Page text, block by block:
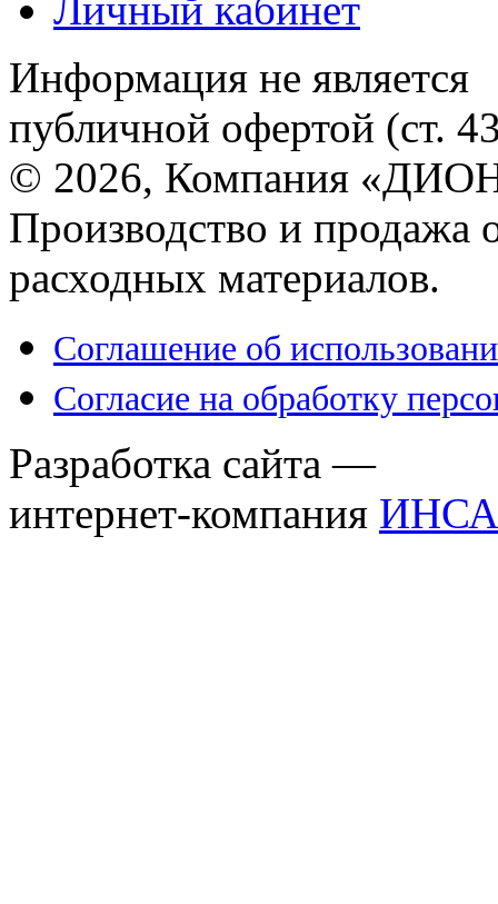
Личный кабинет
Информация не является
публичной офертой (ст.
© 2026, Компания
Производство и продажа
расходных материалов.
Соглашение об
Согласие на обработку
Разработка сайта —
интернет-компания